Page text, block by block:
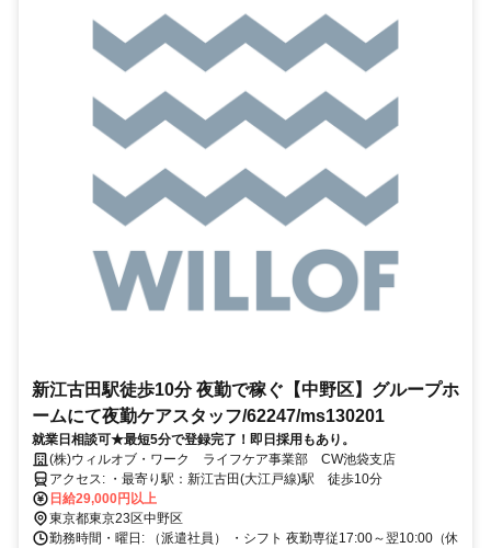
新江古田駅徒歩10分 夜勤で稼ぐ【中野区】グループホ
ームにて夜勤ケアスタッフ/62247/ms130201
就業日相談可★最短5分で登録完了！即日採用もあり。
(株)ウィルオブ・ワーク ライフケア事業部 CW池袋支店
アクセス: ・最寄り駅：新江古田(大江戸線)駅 徒歩10分
日給29,000円以上
東京都東京23区中野区
勤務時間・曜日: （派遣社員） ・シフト 夜勤専従17:00～翌10:00（休